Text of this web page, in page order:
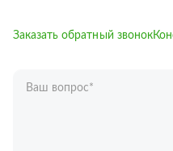
Заказать обратный звонок
Ваш вопрос*